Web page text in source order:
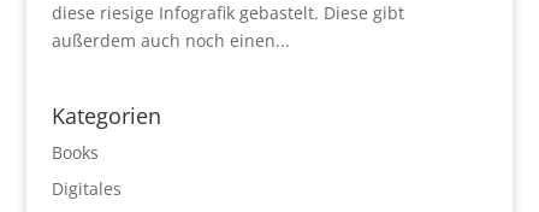
diese riesige Infografik gebastelt. Diese gibt
außerdem auch noch einen...
Kategorien
Books
Digitales